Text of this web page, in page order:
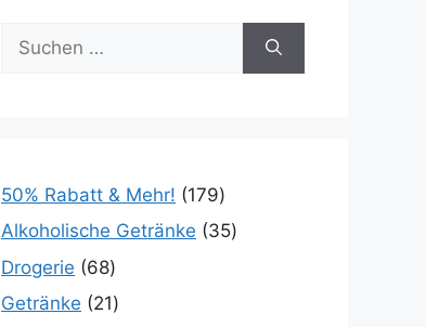
50% Rabatt & Mehr!
179
Alkoholische Getränke
35
Drogerie
68
Getränke
21